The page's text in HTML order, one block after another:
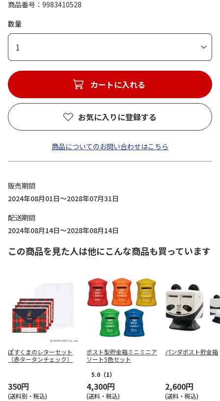
商品番号
9983410528
数量
1
カートに入れる
お気に入りに登録する
商品についてのお問い合わせはこちら
販売期間
2024年08月01日～2028年07月31日
配送期間
2024年08月14日～2028年08月14日
この商品を見た人は他にこんな商品も買っています
ぽすくまのレターセット
（赤タータンチェック）
350円
(送料別・税込)
ポスト型貯金箱ミニミニア
ソート5色セット
5.0 （1）
4,300円
(送料・税込)
パンダポスト貯金箱
2,600円
(送料・税込)